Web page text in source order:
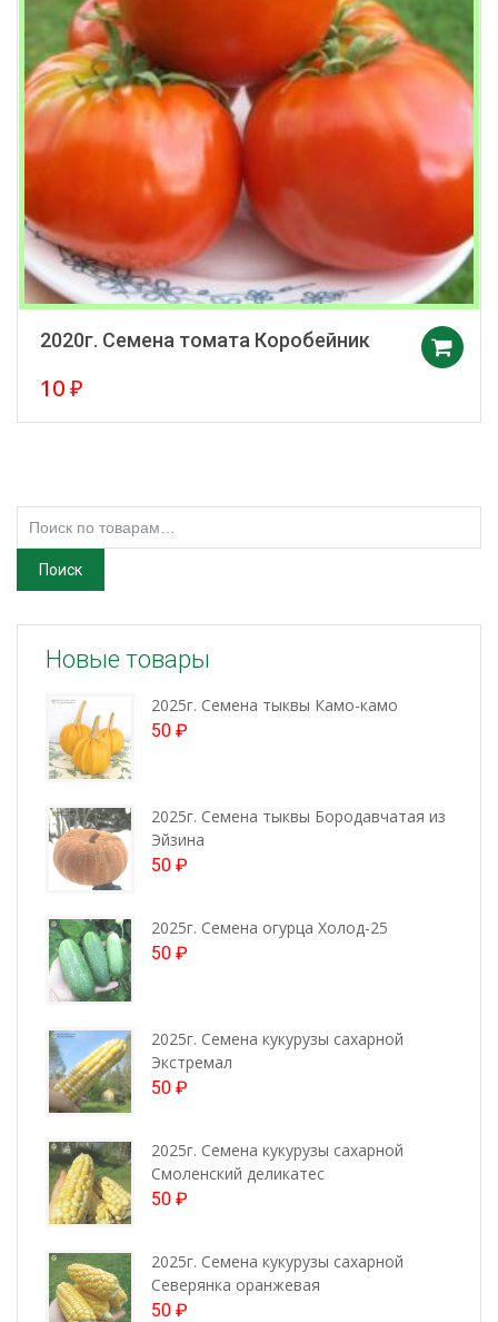
2020г. Семена томата Коробейник
10₽
Искать:
Поиск
Новые товары
2025г. Семена тыквы Камо-камо
50 ₽
2025г. Семена тыквы Бородавчатая из
Эйзина
50 ₽
2025г. Семена огурца Холод-25
50 ₽
2025г. Семена кукурузы сахарной
Экстремал
50 ₽
2025г. Семена кукурузы сахарной
Смоленский деликатес
50 ₽
2025г. Семена кукурузы сахарной
Северянка оранжевая
50 ₽